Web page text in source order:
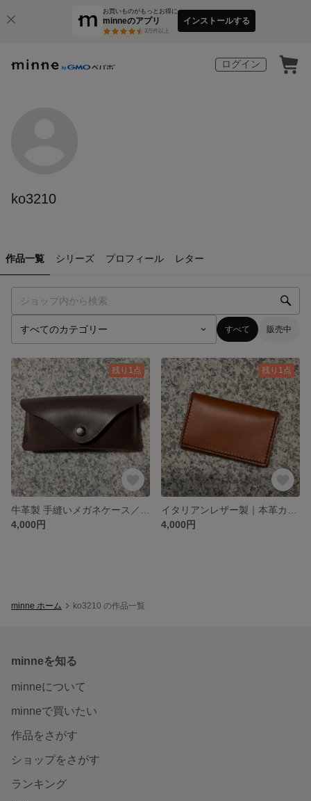
お買いものがもっとお得に
minneのアプリ
3万件以上
インストールする
ログイン
ko3210
作品一覧 シリーズ プロフィール レター
すべて 販売中
残り1点
4,000円
残り1点
4,000円
minne ホーム ko3210 の作品一覧
minneを知る
minneについて
minneで買いたい
作品をさがす
ショップをさがす
ランキング